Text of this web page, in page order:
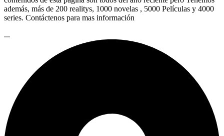
además, más de 200 realitys, 1000 novelas , 5000 Películas y 4000
series. Contáctenos para mas información
...